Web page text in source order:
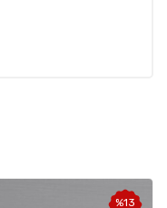
%13